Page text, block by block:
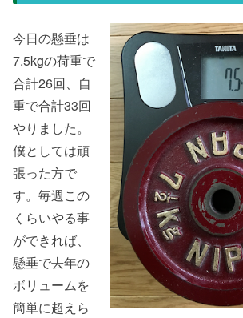
今日の懸垂は
7.5kgの荷重で
合計26回、自
重で合計33回
やりました。
僕としては頑
張った方で
す。毎週この
くらいやる事
ができれば、
懸垂で去年の
ボリュームを
簡単に超えら